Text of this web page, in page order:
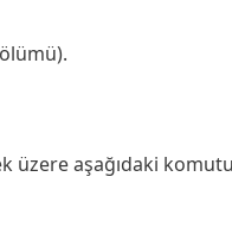
aşağıdaki komutu